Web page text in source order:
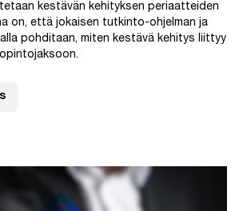
kestävän kehityksen periaatteiden
on, että jokaisen tutkinto-ohjelman ja
pohditaan, miten kestävä kehitys liittyy